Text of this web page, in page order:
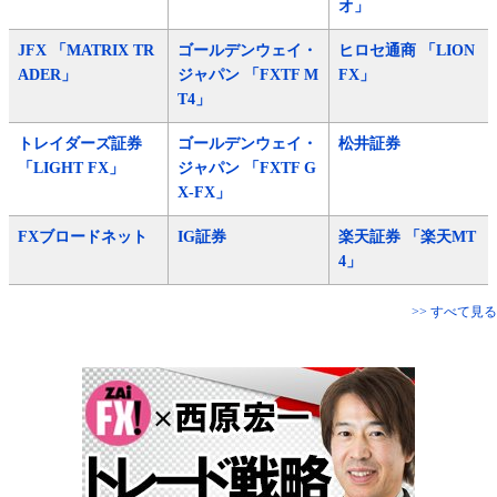
オ」
JFX 「MATRIX TR
ADER」
ゴールデンウェイ・
ジャパン 「FXTF M
T4」
ヒロセ通商 「LION
FX」
トレイダーズ証券
「LIGHT FX」
ゴールデンウェイ・
ジャパン 「FXTF G
X-FX」
松井証券
FXブロードネット IG証券
楽天証券 「楽天MT
4」
>> すべて見る